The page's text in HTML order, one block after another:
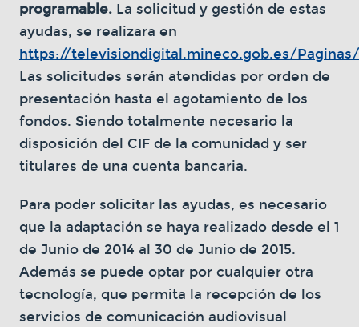
programable.La solicitud y gestión de estas
ayudas, se realizara en
https://televisiondigital.mineco.gob.es/
Las solicitudes serán atendidas por orden de
presentación hasta el agotamiento de los
fondos. Siendo totalmente necesario la
disposición del CIF de la comunidad y ser
titulares de una cuenta bancaria.
Para poder solicitar las ayudas, es necesario
que la adaptación se haya realizado desde el 1
de Junio de 2014 al 30 de Junio de 2015.
Además se puede optar por cualquier otra
tecnología, que permita la recepción de los
servicios de comunicación audiovisual